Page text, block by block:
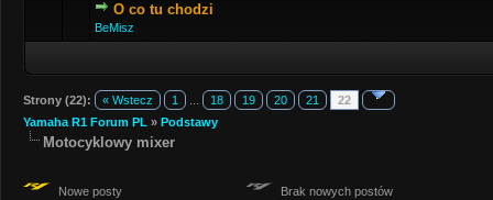
O co tu chodzi
BeMisz
Strony (22): « Wstecz 1 18 19 20 21
22
Yamaha R1 Forum PL » Podstawy
Motocyklowy mixer
Nowe posty Brak nowych postów